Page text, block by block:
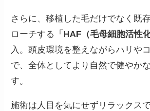
さらに、移植した毛だけでなく既
ローチする 「HAF（毛母細胞活性
入。頭皮環境を整えながらハリや
で、全体としてより自然で健やか
す。
施術は人目を気にせずリラックス